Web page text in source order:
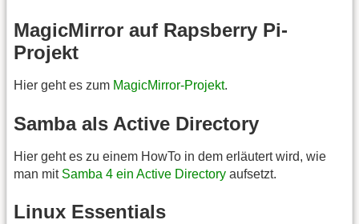
MagicMirror auf Rapsberry Pi-
Projekt
Hier geht es zum MagicMirror-Projekt.
Samba als Active Directory
Hier geht es zu einem HowTo in dem erläutert wird, wie
man mit Samba 4 ein Active Directory aufsetzt.
Linux Essentials